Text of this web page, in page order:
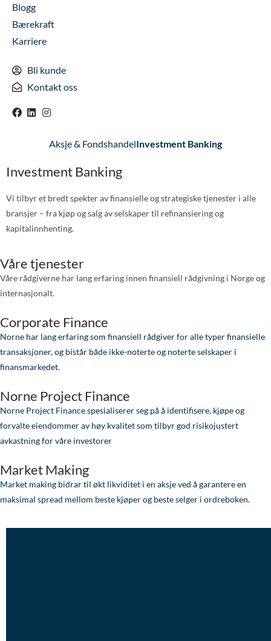
Blogg
Bærekraft
Karriere
Bli kunde
Kontakt oss
Aksje & FondshandelInvestment Banking
Investment Banking
Vi tilbyr et bredt spekter av finansielle og strategiske tjenester i alle
bransjer – fra kjøp og salg av selskaper til refinansiering og
kapitalinnhenting.
Våre tjenester
Våre rådgiverne har lang erfaring innen finansiell rådgivning i Norge og
internasjonalt.
Corporate Finance
Norne har lang erfaring som finansiell rådgiver for alle typer finansielle
transaksjoner, og bistår både ikke-noterte og noterte selskaper i
finansmarkedet.
Norne Project Finance
Norne Project Finance spesialiserer seg på å identifisere, kjøpe og
forvalte eiendommer av høy kvalitet som tilbyr god risikojustert
avkastning for våre investorer
Market Making
Market making bidrar til økt likviditet i en aksje ved å garantere en
maksimal spread mellom beste kjøper og beste selger i ordreboken.